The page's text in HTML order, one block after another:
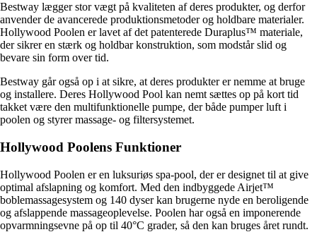
Bestway lægger stor vægt på kvaliteten af deres produkter, og derfor
anvender de avancerede produktionsmetoder og holdbare materialer.
Hollywood Poolen er lavet af det patenterede Duraplus™ materiale,
der sikrer en stærk og holdbar konstruktion, som modstår slid og
bevare sin form over tid.
Bestway går også op i at sikre, at deres produkter er nemme at bruge
og installere. Deres Hollywood Pool kan nemt sættes op på kort tid
takket være den multifunktionelle pumpe, der både pumper luft i
poolen og styrer massage- og filtersystemet.
Hollywood Poolens Funktioner
Hollywood Poolen er en luksuriøs spa-pool, der er designet til at give
optimal afslapning og komfort. Med den indbyggede Airjet™
boblemassagesystem og 140 dyser kan brugerne nyde en beroligende
og afslappende massageoplevelse. Poolen har også en imponerende
opvarmningsevne på op til 40°C grader, så den kan bruges året rundt.